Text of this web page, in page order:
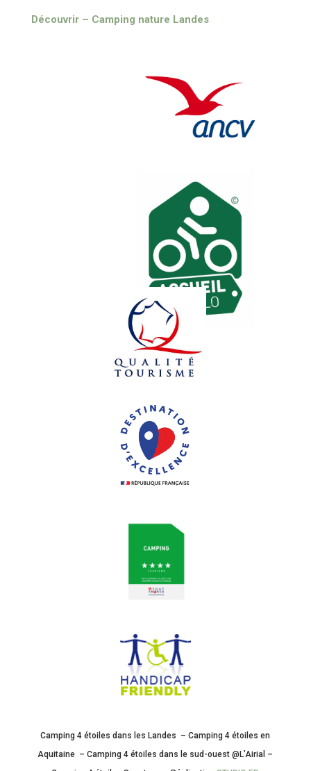
Découvrir – Camping nature Landes
Camping 4 étoiles dans les Landes – Camping 4 étoiles en
Aquitaine – Camping 4 étoiles dans le sud-ouest @L’Airial –